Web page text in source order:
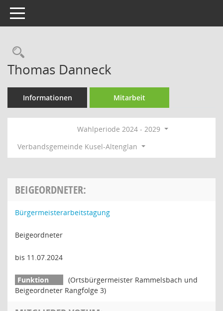
Toggle navigation
Rechercheauswahl
Thomas Danneck
Informationen Mitarbeit
Wahlperiode 2024 - 2029
Verbandsgemeinde Kusel-Altenglan
BEIGEORDNETER:
Bürgermeisterarbeitstagung
Beigeordneter
bis 11.07.2024
(Ortsbürgermeister Rammelsbach und
Beigeordneter Rangfolge 3)